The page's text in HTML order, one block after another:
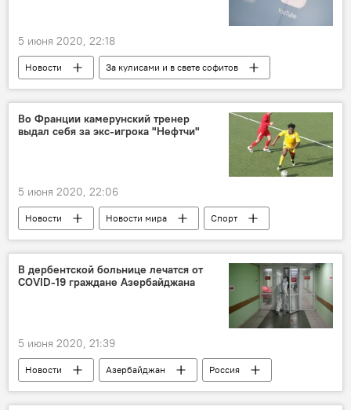
5 июня 2020, 22:18
Новости
За кулисами и в свете софитов
Азербайджан
Новости мира
Культура
Агентство по авторским правам АР
Во Франции камерунский тренер
выдал себя за экс-игрока "Нефтчи"
5 июня 2020, 22:06
Новости Новости мира
Спорт
ЖИЗНЬ
тренер
ФК "Нефтчи"
Франция
В дербентской больнице лечатся от
COVID-19 граждане Азербайджана
5 июня 2020, 21:39
Новости Азербайджан
Россия
Здоровье
ЖИЗНЬ
Россия